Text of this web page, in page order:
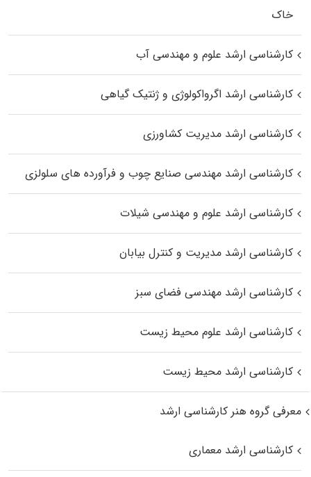
خاک
کارشناسی ارشد علوم و مهندسی آب
کارشناسی ارشد اگرواکولوژی و ژنتیک گیاهی
کارشناسی ارشد مدیریت کشاورزی
کارشناسی ارشد مهندسی صنایع چوب و فرآورده‌ های سلولزی
کارشناسی ارشد علوم و مهندسی شیلات
کارشناسی ارشد مدیریت و کنترل بیابان
کارشناسی ارشد مهندسی فضای سبز
کارشناسی ارشد علوم محیط‌ زیست
کارشناسی ارشد محیط زیست
معرفی گروه هنر کارشناسی ارشد
کارشناسی ارشد معماری